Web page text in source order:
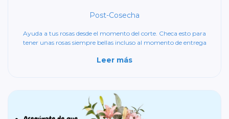
Post-Cosecha
Ayuda a tus rosas desde el momento del corte. Checa esto para
tener unas rosas siempre bellas incluso al momento de entrega
Leer más